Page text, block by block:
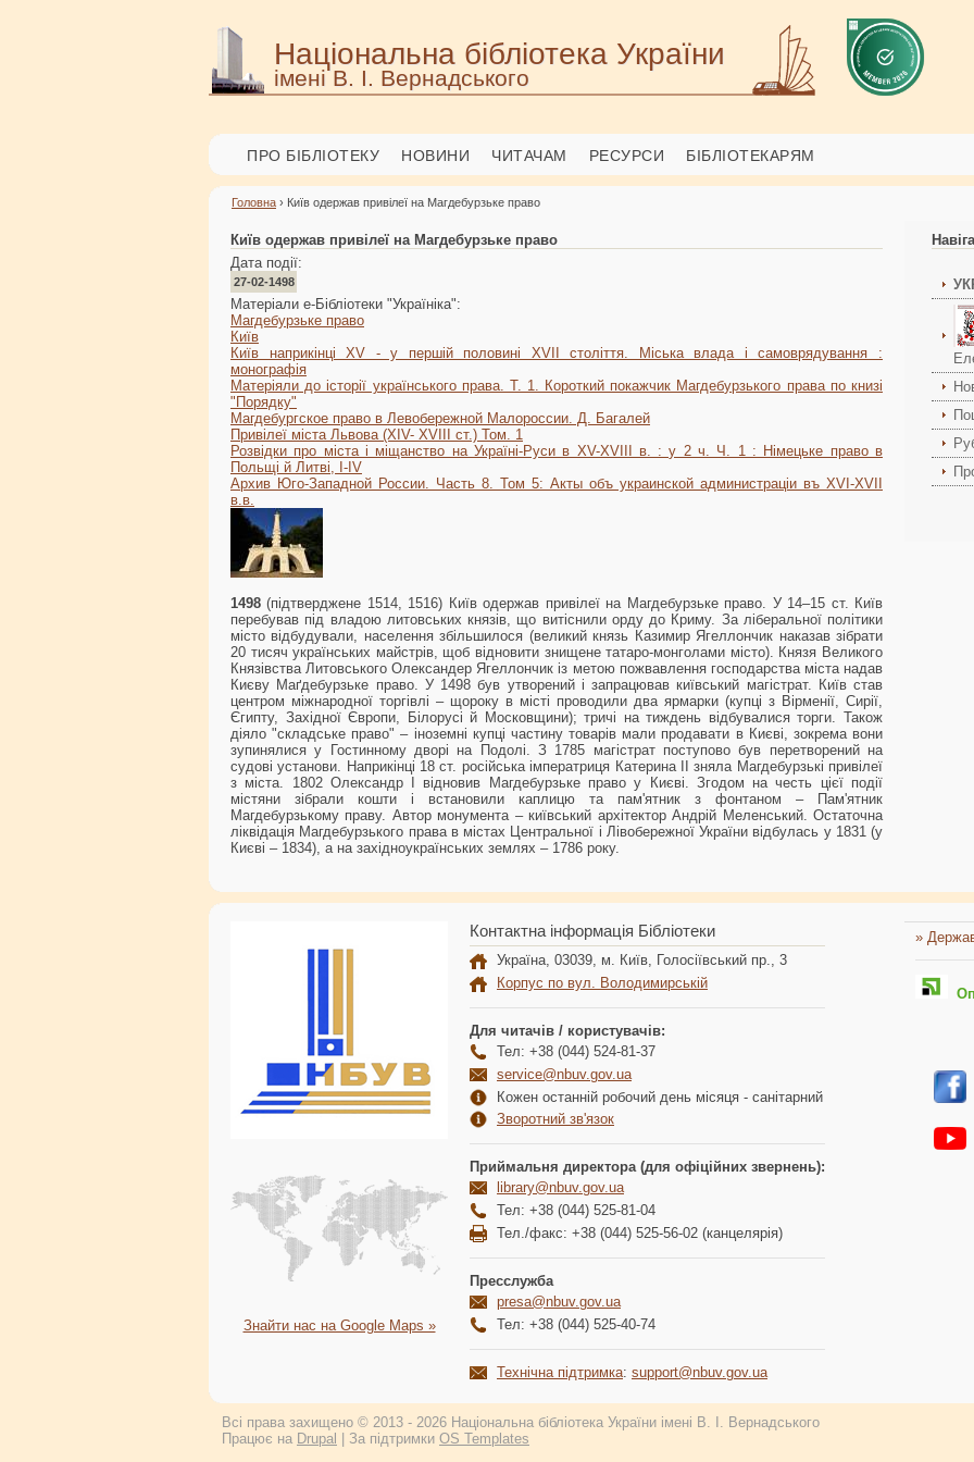
Національна бібліотека України
імені В. І. Вернадського
ПРО БІБЛІОТЕКУ НОВИНИ ЧИТАЧАМ РЕСУРСИ БІБЛІОТЕКАРЯМ
Головна › Київ одержав привілеї на Магдебурзьке право
Київ одержав привілеї на Магдебурзьке право
Дата події:
27-02-1498
Матеріали е-Бібліотеки "Україніка":
Магдебурзьке право
Київ
Київ наприкінці XV - у першій половині XVII століття. Міська влада і самоврядування :
монографія
Матеріяли до історії українського права. Т. 1. Короткий покажчик Магдебурзького права по книзі
"Порядку"
Магдебургское право в Левобережной Малороссии. Д. Багалей
Привілеї міста Львова (XIV- XVIII ст.) Том. 1
Розвідки про міста і міщанство на Україні-Руси в XV-XVIII в. : у 2 ч. Ч. 1 : Німецьке право в
Польщі й Литві, I-IV
Архив Юго-Западной России. Часть 8. Том 5: Акты объ украинской администраціи въ ХVІ-XVІІ
в.в.
1498 (підтверджене 1514, 1516) Київ одержав привілеї на Магдебурзьке право. У 14–15 ст. Київ
перебував під владою литовських князів, що витіснили орду до Криму. За ліберальної політики
місто відбудували, населення збільшилося (великий князь Казимир Ягеллончик наказав зібрати
20 тисяч українських майстрів, щоб відновити знищене татаро-монголами місто). Князя Великого
Князівства Литовського Олександер Ягеллончик із метою пожвавлення господарства міста надав
Києву Маґдебурзьке право. У 1498 був утворений і запрацював київський магістрат. Київ став
центром міжнародної торгівлі – щороку в місті проводили два ярмарки (купці з Вірменії, Сирії,
Єгипту, Західної Європи, Білорусі й Московщини); тричі на тиждень відбувалися торги. Також
діяло "складське право" – іноземні купці частину товарів мали продавати в Києві, зокрема вони
зупинялися у Гостинному дворі на Подолі. З 1785 магістрат поступово був перетворений на
судові установи. Наприкінці 18 ст. російська імператриця Катерина II зняла Магдебурзькі привілеї
з міста. 1802 Олександр І відновив Магдебурзьке право у Києві. Згодом на честь цієї події
містяни зібрали кошти і встановили каплицю та пам'ятник з фонтаном – Пам'ятник
Магдебурзькому праву. Автор монумента – київський архітектор Андрій Меленський. Остаточна
ліквідація Магдебурзького права в містах Центральної і Лівобережної України відбулась у 1831 (у
Києві – 1834), а на західноукраїнських землях – 1786 року.
Знайти нас на Google Maps »
Контактна інформація Бібліотеки
Україна, 03039, м. Київ, Голосіївський пр., 3
Корпус по вул. Володимирській
Для читачів / користувачів:
Тел: +38 (044) 524-81-37
service@nbuv.gov.ua
Кожен останній робочий день місяця - санітарний
Зворотний зв'язок
Приймальня директора (для офіційних звернень):
library@nbuv.gov.ua
Тел: +38 (044) 525-81-04
Тел./факс: +38 (044) 525-56-02 (канцелярія)
Пресслужба
presa@nbuv.gov.ua
Тел: +38 (044) 525-40-74
Технічна підтримка: support@nbuv.gov.ua
»
Всі права захищено © 2013 - 2026 Національна бібліотека України імені В. І. Вернадського
Працює на Drupal | За підтримки OS Templates